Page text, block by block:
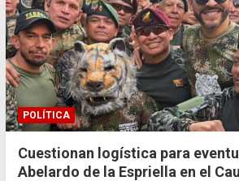
POLÍTICA
Cuestionan logística para
Abelardo de la Espriella en el